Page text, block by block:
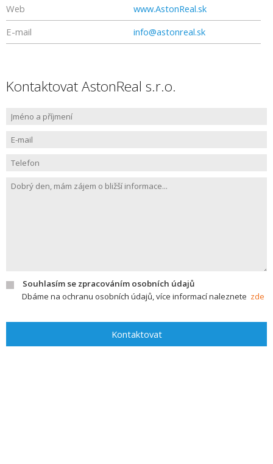
Web
www.AstonReal.sk
E-mail
info@astonreal.sk
Kontaktovat AstonReal s.r.o.
Souhlasím se zpracováním osobních údajů
Dbáme na ochranu osobních údajů, více informací naleznete zde
Kontaktovat